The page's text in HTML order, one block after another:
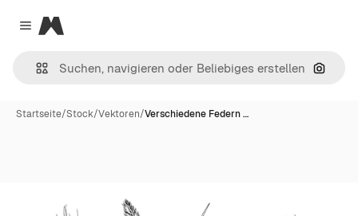
Close menu
Magnific
Nach
Startseite/Stock/Vektoren/Verschiedene Federn …